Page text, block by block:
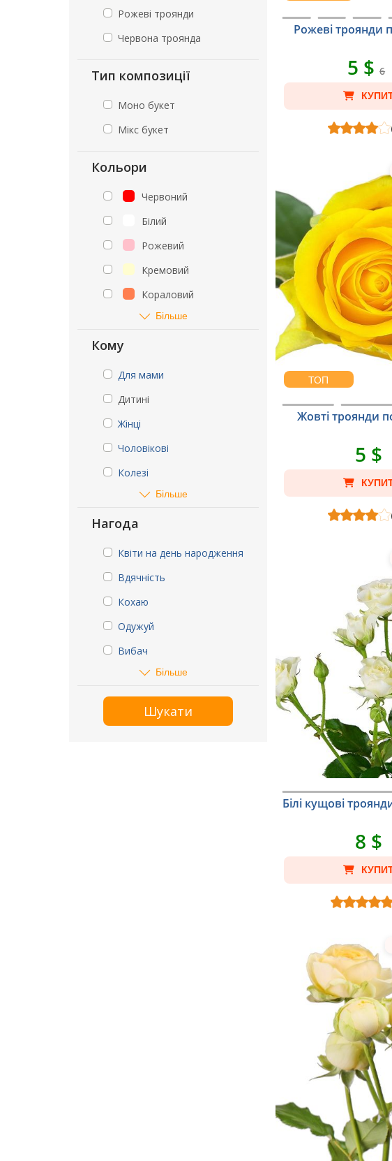
Рожеві троянди
Червона троянда
Тип композиції
Моно букет
Мікс букет
Кольори
Червоний
Білий
Рожевий
Кремовий
Кораловий
Більше
Кому
Для мами
Дитині
Жінці
Чоловікові
Колезі
Більше
Нагода
Квіти на день народження
Вдячність
Кохаю
Одужуй
Вибач
Більше
Шукати
Рожеві троянди
5 $6
ТОП
Жовті троянди
5 $
Білі кущові
8 $